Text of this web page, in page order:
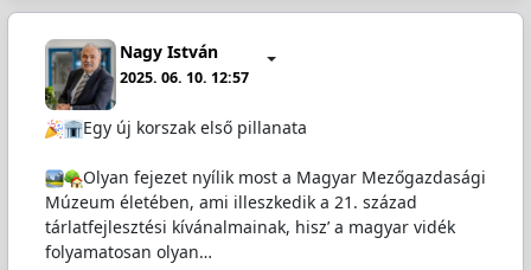
Nagy István
2025. 06. 10. 12:57
Egy új korszak első pillanata
Olyan fejezet nyílik most a Magyar Mezőgazdasági
Múzeum életében, ami illeszkedik a 21. század
tárlatfejlesztési kívánalmainak, hisz’ a magyar vidék
folyamatosan olyan…